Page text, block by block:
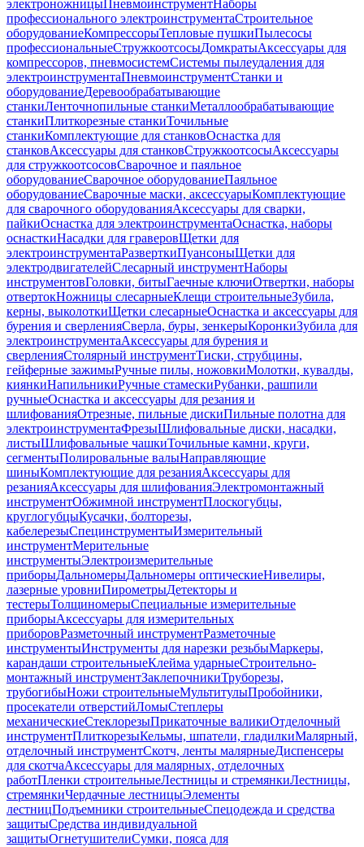
электроножницыПневмоинструментНаборы
профессионального электроинструментаСтроительное
оборудованиеКомпрессорыТепловые пушкиПылесосы
профессиональныеСтружкоотсосыДомкратыАксессуары для
компрессоров, пневмосистемСистемы пылеудаления для
электроинструментаПневмоинструментСтанки и
оборудованиеДеревообрабатывающие
станкиЛенточнопильные станкиМеталлообрабатывающие
станкиПлиткорезные станкиТочильные
станкиКомплектующие для станковОснастка для
станковАксессуары для станковСтружкоотсосыАксессуары
для стружкоотсосовСварочное и паяльное
оборудованиеСварочное оборудованиеПаяльное
оборудованиеСварочные маски, аксессуарыКомплектующие
для сварочного оборудованияАксессуары для сварки,
пайкиОснастка для электроинструментаОснастка, наборы
оснасткиНасадки для граверовЩетки для
электроинструментаРазверткиПуансоныЩетки для
электродвигателейСлесарный инструментНаборы
инструментовГоловки, битыГаечные ключиОтвертки, наборы
отвертокНожницы слесарныеКлещи строительныеЗубила,
керны, выколоткиЩетки слесарныеОснастка и аксессуары для
бурения и сверленияСверла, буры, зенкерыКоронкиЗубила для
электроинструментаАксессуары для бурения и
сверленияСтолярный инструментТиски, струбцины,
гейферные зажимыРучные пилы, ножовкиМолотки, кувалды,
киянкиНапильникиРучные стамескиРубанки, рашпили
ручныеОснастка и аксессуары для резания и
шлифованияОтрезные, пильные дискиПильные полотна для
электроинструментаФрезыШлифовальные диски, насадки,
листыШлифовальные чашкиТочильные камни, круги,
сегментыПолировальные валыНаправляющие
шиныКомплектующие для резанияАксессуары для
резанияАксессуары для шлифованияЭлектромонтажный
инструментОбжимной инструментПлоскогубцы,
круглогубцыКусачки, болторезы,
кабелерезыСпецинструментыИзмерительный
инструментМерительные
инструментыЭлектроизмерительные
приборыДальномерыДальномеры оптическиеНивелиры,
лазерные уровниПирометрыДетекторы и
тестерыТолщиномерыСпециальные измерительные
приборыАксессуары для измерительных
приборовРазметочный инструментРазметочные
инструментыИнструменты для нарезки резьбыМаркеры,
карандаши строительныеКлейма ударныеСтроительно-
монтажный инструментЗаклепочникиТруборезы,
трубогибыНожи строительныеМультитулыПробойники,
просекатели отверстийЛомыСтеплеры
механическиеСтеклорезыПрикаточные валикиОтделочный
инструментПлиткорезыКельмы, шпатели, гладилкиМалярный,
отделочный инструментСкотч, ленты малярныеДиспенсеры
для скотчаАксессуары для малярных, отделочных
работПленки строительныеЛестницы и стремянкиЛестницы,
стремянкиЧердачные лестницыЭлементы
лестницПодъемники строительныеСпецодежда и средства
защитыСредства индивидуальной
защитыОгнетушителиСумки, пояса для